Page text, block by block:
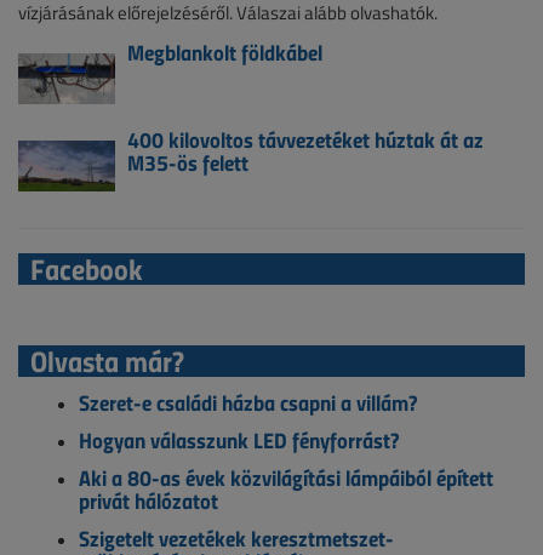
vízjárásának előrejelzéséről. Válaszai alább olvashatók.
Megblankolt földkábel
400 kilovoltos távvezetéket húztak át az
M35-ös felett
Facebook
Olvasta már?
Szeret-e családi házba csapni a villám?
Hogyan válasszunk LED fényforrást?
Aki a 80-as évek közvilágítási lámpáiból épített
privát hálózatot
Szigetelt vezetékek keresztmetszet-